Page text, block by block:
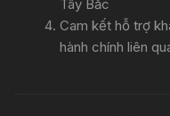
Tây Bắc
Cam kết hỗ trợ
hành chính liên